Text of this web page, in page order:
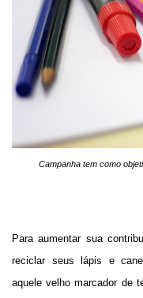
Campanha tem como
Para aumentar sua
reciclar seus lápis e
aquele velho marcador de